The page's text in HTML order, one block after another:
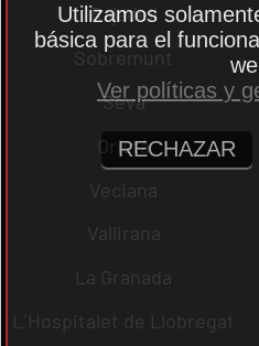
Rajadell
Sobremunt
Seva
Oristà
Veciana
Vallirana
La Granada
L´Hospitalet de Llobregat
Utilizamos
básica para el
Ver políticas y
RECHAZAR